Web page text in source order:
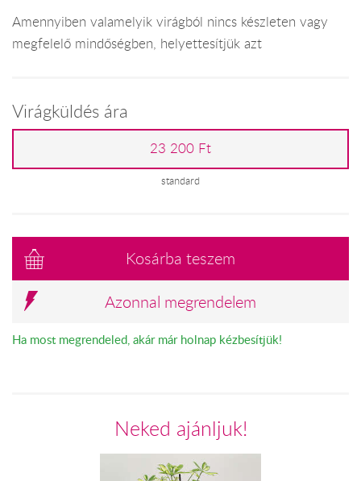
Amennyiben valamelyik virágból nincs készleten vagy
megfelelő mindőségben, helyettesítjük azt
Virágküldés ára
23 200 Ft
standard
Kosárba teszem
Azonnal megrendelem
Ha most megrendeled, akár már holnap kézbesítjük!
Neked ajánljuk!